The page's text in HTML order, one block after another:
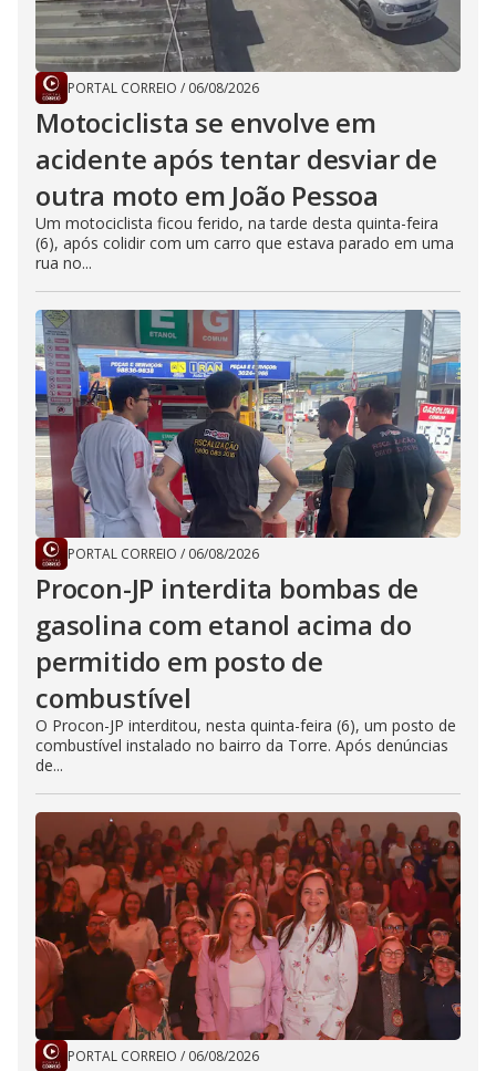
PORTAL CORREIO / 06/08/2026
Motociclista se envolve em
acidente após tentar desviar de
outra moto em João Pessoa
Um motociclista ficou ferido, na tarde desta quinta-feira
(6), após colidir com um carro que estava parado em uma
rua no...
PORTAL CORREIO / 06/08/2026
Procon-JP interdita bombas de
gasolina com etanol acima do
permitido em posto de
combustível
O Procon-JP interditou, nesta quinta-feira (6), um posto de
combustível instalado no bairro da Torre. Após denúncias
de...
PORTAL CORREIO / 06/08/2026